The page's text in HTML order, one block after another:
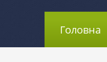
Головна